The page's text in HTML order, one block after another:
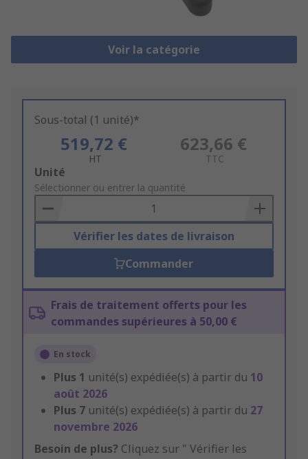
Voir la catégorie
Sous-total (1 unité)*
519,72 €
HT
623,66 €
TTC
Add
to
Basket
Unité
Sélectionner ou entrer la quantité
Vérifier les dates de livraison
Commander
Frais de traitement offerts pour les
commandes supérieures à 50,00 €
En stock
Plus 1 unité(s) expédiée(s) à partir du 10
août 2026
Plus 7 unité(s) expédiée(s) à partir du 27
novembre 2026
Besoin de plus? Cliquez sur " Vérifier les